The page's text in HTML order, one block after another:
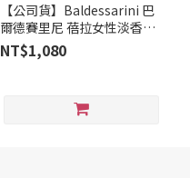
【公司貨】Baldessarini 巴
爾德賽里尼 蓓拉女性淡香精
50ml
NT$1,080